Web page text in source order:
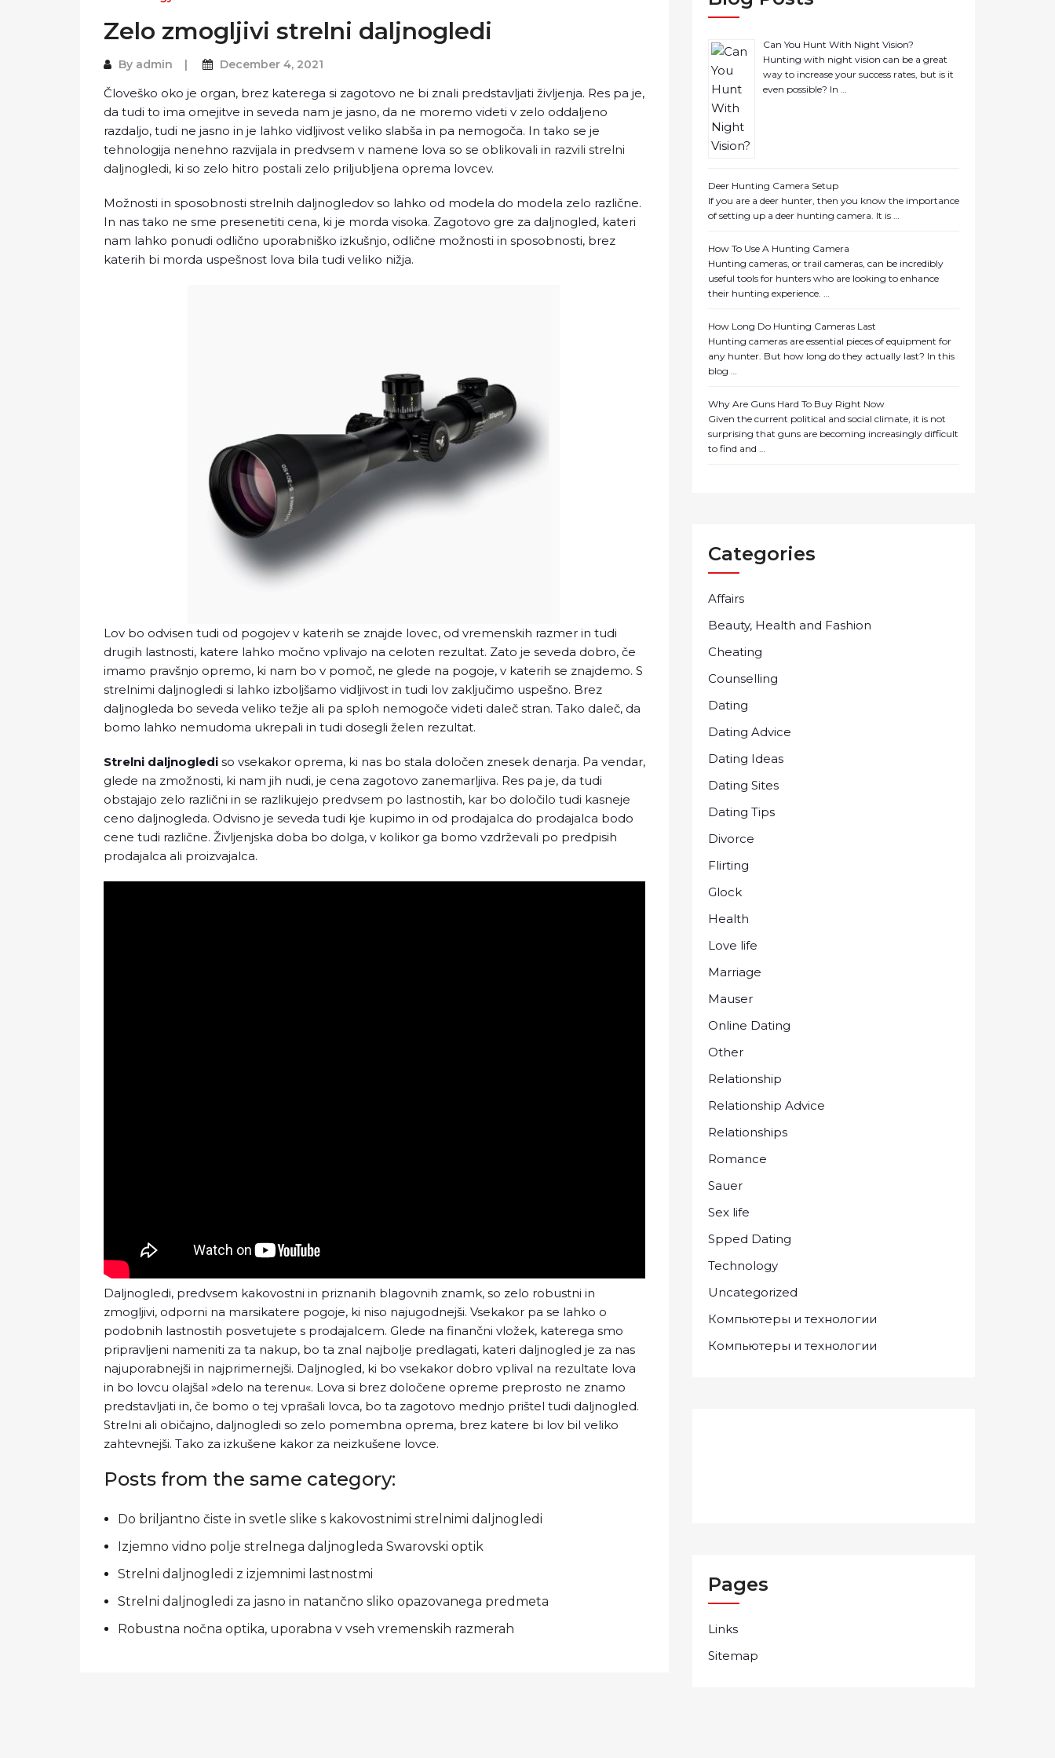
Zelo zmogljivi strelni daljnogledi
By admin December 4, 2021
Človeško oko je organ, brez katerega si zagotovo ne bi znali predstavljati življenja. Res pa je,
da tudi to ima omejitve in seveda nam je jasno, da ne moremo videti v zelo oddaljeno
razdaljo, tudi ne jasno in je lahko vidljivost veliko slabša in pa nemogoča. In tako se je
tehnologija nenehno razvijala in predvsem v namene lova so se oblikovali in razvili strelni
daljnogledi, ki so zelo hitro postali zelo priljubljena oprema lovcev.
Možnosti in sposobnosti strelnih daljnogledov so lahko od modela do modela zelo različne.
In nas tako ne sme presenetiti cena, ki je morda visoka. Zagotovo gre za daljnogled, kateri
nam lahko ponudi odlično uporabniško izkušnjo, odlične možnosti in sposobnosti, brez
katerih bi morda uspešnost lova bila tudi veliko nižja.
Lov bo odvisen tudi od pogojev v katerih se znajde lovec, od vremenskih razmer in tudi
drugih lastnosti, katere lahko močno vplivajo na celoten rezultat. Zato je seveda dobro, če
imamo pravšnjo opremo, ki nam bo v pomoč, ne glede na pogoje, v katerih se znajdemo. S
strelnimi daljnogledi si lahko izboljšamo vidljivost in tudi lov zaključimo uspešno. Brez
daljnogleda bo seveda veliko težje ali pa sploh nemogoče videti daleč stran. Tako daleč, da
bomo lahko nemudoma ukrepali in tudi dosegli želen rezultat.
Strelni daljnogledi so vsekakor oprema, ki nas bo stala določen znesek denarja. Pa vendar,
glede na zmožnosti, ki nam jih nudi, je cena zagotovo zanemarljiva. Res pa je, da tudi
obstajajo zelo različni in se razlikujejo predvsem po lastnostih, kar bo določilo tudi kasneje
ceno daljnogleda. Odvisno je seveda tudi kje kupimo in od prodajalca do prodajalca bodo
cene tudi različne. Življenjska doba bo dolga, v kolikor ga bomo vzdrževali po predpisih
prodajalca ali proizvajalca.
Daljnogledi, predvsem kakovostni in priznanih blagovnih znamk, so zelo robustni in
zmogljivi, odporni na marsikatere pogoje, ki niso najugodnejši. Vsekakor pa se lahko o
podobnih lastnostih posvetujete s prodajalcem. Glede na finančni vložek, katerega smo
pripravljeni nameniti za ta nakup, bo ta znal najbolje predlagati, kateri daljnogled je za nas
najuporabnejši in najprimernejši. Daljnogled, ki bo vsekakor dobro vplival na rezultate lova
in bo lovcu olajšal »delo na terenu«. Lova si brez določene opreme preprosto ne znamo
predstavljati in, če bomo o tej vprašali lovca, bo ta zagotovo mednjo prištel tudi daljnogled.
Strelni ali običajno, daljnogledi so zelo pomembna oprema, brez katere bi lov bil veliko
zahtevnejši. Tako za izkušene kakor za neizkušene lovce.
Posts from the same category:
Do briljantno čiste in svetle slike s kakovostnimi strelnimi daljnogledi
Izjemno vidno polje strelnega daljnogleda Swarovski optik
Strelni daljnogledi z izjemnimi lastnostmi
Strelni daljnogledi za jasno in natančno sliko opazovanega predmeta
Robustna nočna optika, uporabna v vseh vremenskih razmerah
Can You Hunt With Night Vision?
Hunting with night vision can be a great
way to increase your success rates, but is it
even possible? In …
Deer Hunting Camera Setup
If you are a deer hunter, then you know the importance
of setting up a deer hunting camera. It is …
How To Use A Hunting Camera
Hunting cameras, or trail cameras, can be incredibly
useful tools for hunters who are looking to enhance
their hunting experience. …
How Long Do Hunting Cameras Last
Hunting cameras are essential pieces of equipment for
any hunter. But how long do they actually last? In this
blog …
Why Are Guns Hard To Buy Right Now
Given the current political and social climate, it is not
surprising that guns are becoming increasingly difficult
to find and …
Categories
Affairs
Beauty, Health and Fashion
Cheating
Counselling
Dating
Dating Advice
Dating Ideas
Dating Sites
Dating Tips
Divorce
Flirting
Glock
Health
Love life
Marriage
Mauser
Online Dating
Other
Relationship
Relationship Advice
Relationships
Romance
Sauer
Sex life
Spped Dating
Technology
Uncategorized
Компьютеры и технологии
Компьютеры и технологии
Pages
Links
Sitemap